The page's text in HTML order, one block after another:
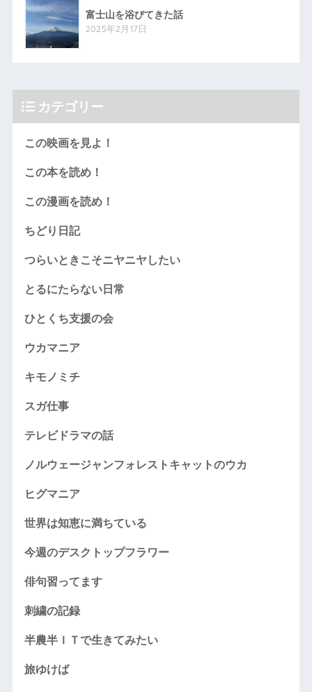
富士山を浴びてきた話
2025年2月17日
カテゴリー
この映画を見よ！
この本を読め！
この漫画を読め！
ちどり日記
つらいときこそニヤニヤしたい
とるにたらない日常
ひとくち支援の会
ウカマニア
キモノミチ
スガ仕事
テレビドラマの話
ノルウェージャンフォレストキャットのウカ
ヒグマニア
世界は知恵に満ちている
今週のデスクトップフラワー
俳句習ってます
刺繍の記録
半農半ＩＴで生きてみたい
旅ゆけば